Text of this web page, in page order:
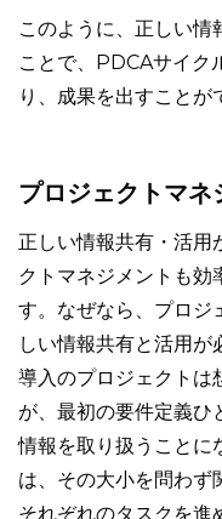
このように、正しい情
ことで、PDCAサイク
り、成果を出すことが
プロジェクトマ
正しい情報共有・活用
クトマネジメントも効
す。なぜなら、プロジ
しい情報共有と活用が
導入のプロジェクトは
が、最初の要件定義ひ
情報を取り扱うことに
は、その大小を問わず
それぞれのタスクを進